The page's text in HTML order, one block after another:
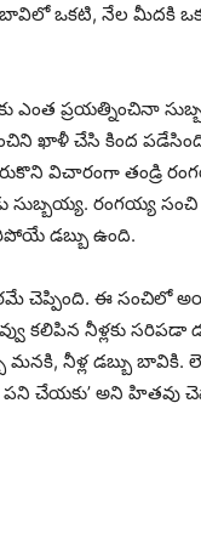
ఒకటి, నేల మీదకి
ఎంత ప్రయత్నించినా
ఖాళీ చేసి కింద
విచారంగా తండ్రి
సుబ్బయ్య. రంగయ్య సంచి
డబ్బు ఉంది.
చెప్పింది. ఈ సంచిలో
కలిపిన నీళ్లకు
మనకి, నీళ్ల డబ్బు బావికి.
చేయకు’ అని హితవు